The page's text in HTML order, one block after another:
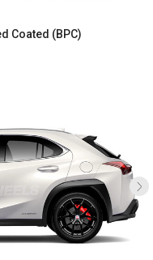
Coated (BPC)